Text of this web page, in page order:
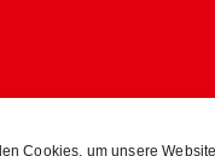
Cookies, um unsere